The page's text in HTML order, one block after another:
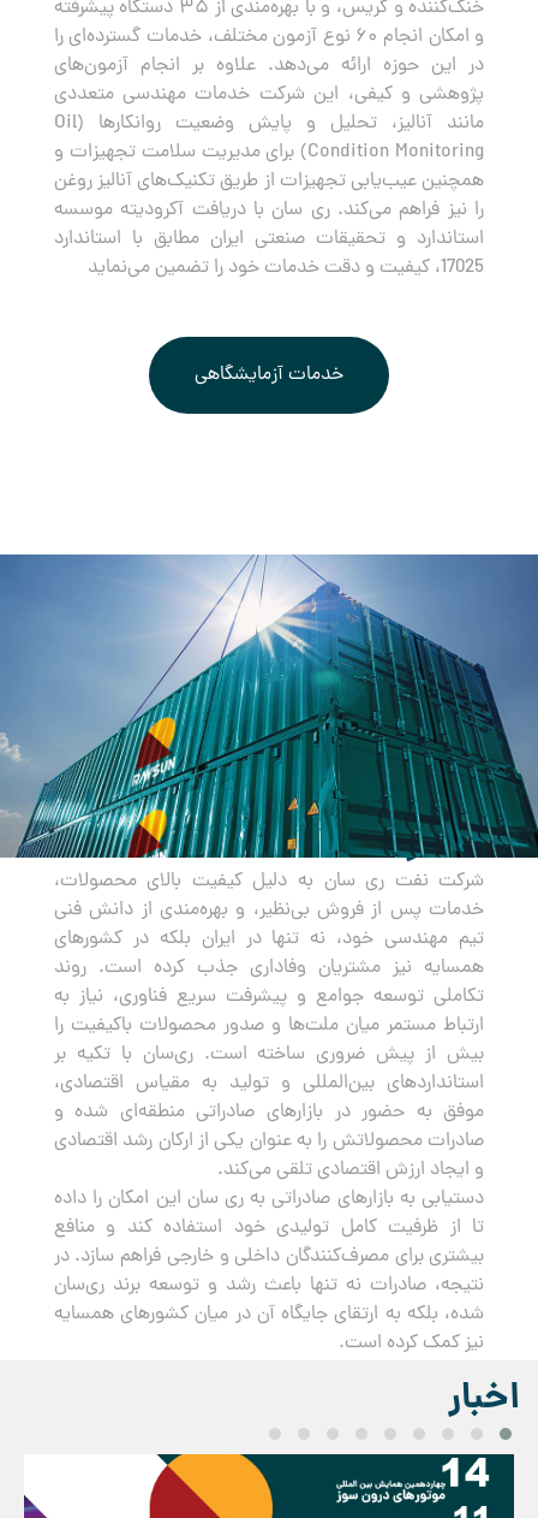
خنک‌کننده و گریس، و با بهره‌مندی از ۳۵ دستگاه پیشرفته
و امکان انجام ۶۰ نوع آزمون مختلف، خدمات گسترده‌ای را
در این حوزه ارائه می‌دهد. علاوه بر انجام آزمون‌های
پژوهشی و کیفی، این شرکت خدمات مهندسی متعددی
مانند آنالیز، تحلیل و پایش وضعیت روانکارها (Oil
Condition Monitoring) برای مدیریت سلامت تجهیزات و
همچنین عیب‌یابی تجهیزات از طریق تکنیک‌های آنالیز روغن
را نیز فراهم می‌کند. ری سان با دریافت آکرودیته موسسه
استاندارد و تحقیقات صنعتی ایران مطابق با استاندارد
17025، کیفیت و دقت خدمات خود را تضمین می‌نماید
خدمات آزمایشگاهی
صادرات
شرکت نفت ری سان به دلیل کیفیت بالای محصولات،
خدمات پس از فروش بی‌نظیر، و بهره‌مندی از دانش فنی
تیم مهندسی خود، نه تنها در ایران بلکه در کشورهای
همسایه نیز مشتریان وفاداری جذب کرده است. روند
تکاملی توسعه جوامع و پیشرفت سریع فناوری، نیاز به
ارتباط مستمر میان ملت‌ها و صدور محصولات باکیفیت را
بیش از پیش ضروری ساخته است. ری‌سان با تکیه بر
استانداردهای بین‌المللی و تولید به مقیاس اقتصادی،
موفق به حضور در بازارهای صادراتی منطقه‌ای شده و
صادرات محصولاتش را به عنوان یکی از ارکان رشد اقتصادی
و ایجاد ارزش اقتصادی تلقی می‌کند.
دستیابی به بازارهای صادراتی به ری سان این امکان را داده
تا از ظرفیت کامل تولیدی خود استفاده کند و منافع
بیشتری برای مصرف‌کنندگان داخلی و خارجی فراهم سازد. در
نتیجه، صادرات نه تنها باعث رشد و توسعه برند ری‌سان
شده، بلکه به ارتقای جایگاه آن در میان کشورهای همسایه
نیز کمک کرده است.
اخبار